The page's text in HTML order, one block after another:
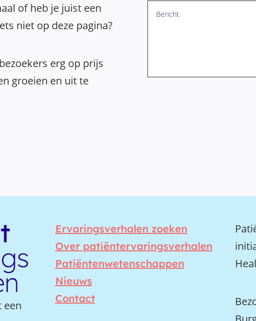
of heb je juist een
niet op deze pagina?
erg op prijs
groeien en uit te
een
Ervaringsverhalen zoeken
Over patiëntervaringsverhalen
Patiëntenwetenschappen
Nieuws
Contact